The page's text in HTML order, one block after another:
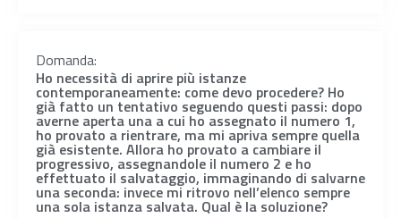
Domanda:
Ho necessità di aprire più istanze
contemporaneamente: come devo procedere? Ho
già fatto un tentativo seguendo questi passi: dopo
averne aperta una a cui ho assegnato il numero 1,
ho provato a rientrare, ma mi apriva sempre quella
già esistente. Allora ho provato a cambiare il
progressivo, assegnandole il numero 2 e ho
effettuato il salvataggio, immaginando di salvarne
una seconda: invece mi ritrovo nell’elenco sempre
una sola istanza salvata. Qual è la soluzione?